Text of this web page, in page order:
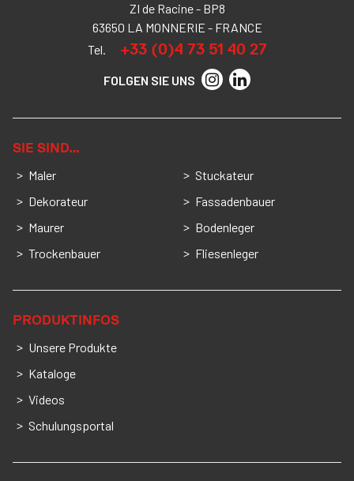
ZI de Racine - BP8
63650 LA MONNERIE - FRANCE
Tel.
+33 (0)4 73 51 40 27
FOLGEN SIE UNS
SIE SIND…
Maler
Dekorateur
Maurer
Trockenbauer
Stuckateur
Fassadenbauer
Bodenleger
Fliesenleger
PRODUKTINFOS
Unsere Produkte
Kataloge
Videos
Schulungsportal